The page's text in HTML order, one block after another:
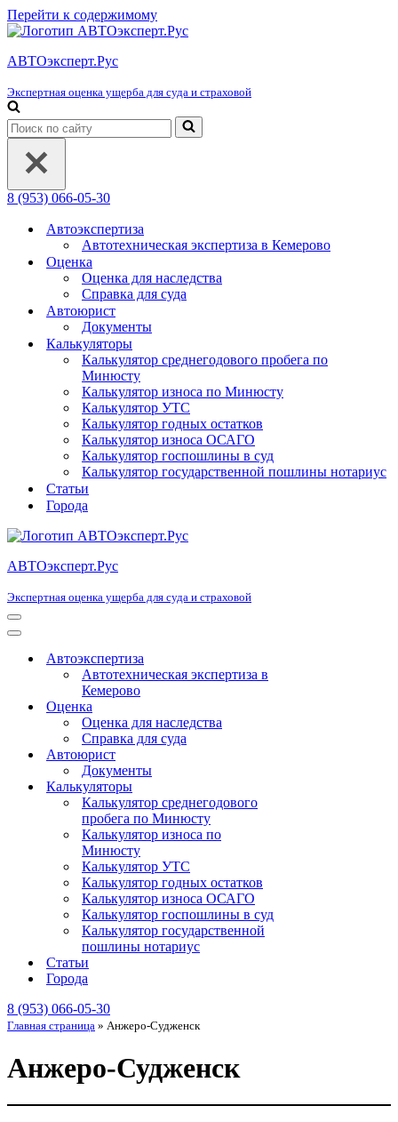
Перейти к содержимому
АВТОэксперт.Рус
Экспертная оценка ущерба для суда и страховой
Искать...
8 (953) 066-05-30
Автоэкспертиза
Автотехническая экспертиза в Кемерово
Оценка
Оценка для наследства
Справка для суда
Автоюрист
Документы
Калькуляторы
Калькулятор среднегодового пробега по
Минюсту
Калькулятор износа по Минюсту
Калькулятор УТС
Калькулятор годных остатков
Калькулятор износа ОСАГО
Калькулятор госпошлины в суд
Калькулятор государственной пошлины нотариус
Статьи
Города
АВТОэксперт.Рус
Экспертная оценка ущерба для суда и страховой
Меню
навигации
Меню
навигацииАвтоэкспертиза
Автотехническая экспертиза в
Кемерово
Оценка
Оценка для наследства
Справка для суда
Автоюрист
Документы
Калькуляторы
Калькулятор среднегодового
пробега по Минюсту
Калькулятор износа по
Минюсту
Калькулятор УТС
Калькулятор годных остатков
Калькулятор износа ОСАГО
Калькулятор госпошлины в суд
Калькулятор государственной
пошлины нотариус
Статьи
Города
8 (953) 066-05-30
Главная страница » Анжеро-Судженск
Анжеро-Судженск